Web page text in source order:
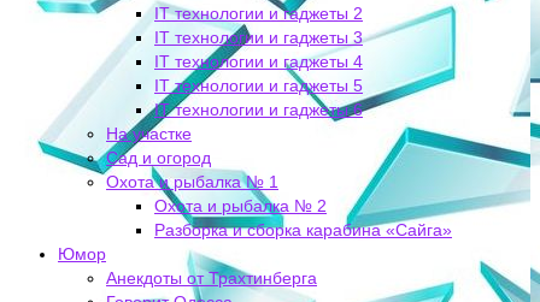
IT технологии и гаджеты 2
IT технологии и гаджеты 3
IT технологии и гаджеты 4
IT технологии и гаджеты 5
IT технологии и гаджеты 6
На участке
Сад и огород
Охота и рыбалка № 1
Охота и рыбалка № 2
Разборка и сборка карабина «Сайга»
Юмор
Анекдоты от Трахтинберга